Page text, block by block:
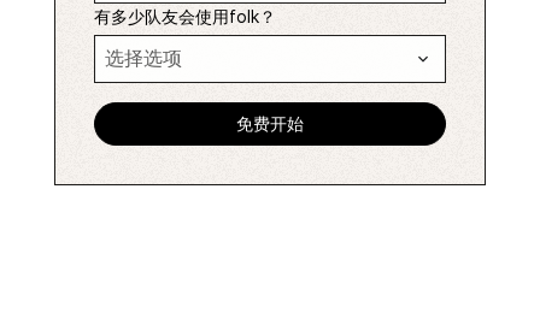
有多少队友会使用folk？